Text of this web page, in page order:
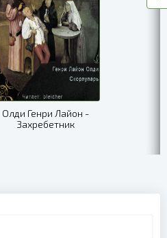
Олди Генри Лайон -
Захребетник